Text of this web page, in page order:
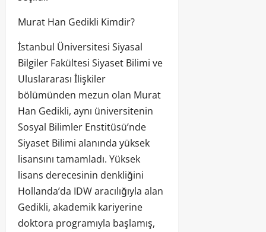
Murat Han Gedikli Kimdir?
İstanbul Üniversitesi Siyasal
Bilgiler Fakültesi Siyaset Bilimi ve
Uluslararası İlişkiler
bölümünden mezun olan Murat
Han Gedikli, aynı üniversitenin
Sosyal Bilimler Enstitüsü’nde
Siyaset Bilimi alanında yüksek
lisansını tamamladı. Yüksek
lisans derecesinin denkliğini
Hollanda’da IDW aracılığıyla alan
Gedikli, akademik kariyerine
doktora programıyla başlamış,